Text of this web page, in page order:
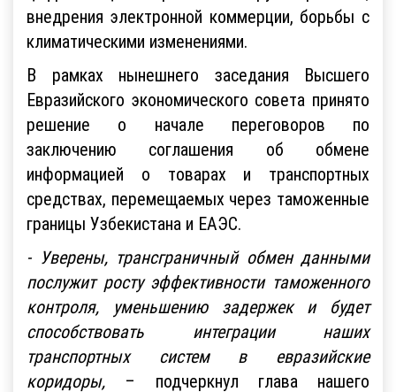
внедрения электронной коммерции, борьбы с
климатическими изменениями.
В рамках нынешнего заседания Высшего
Евразийского экономического совета принято
решение о начале переговоров по
заключению соглашения об обмене
информацией о товарах и транспортных
средствах, перемещаемых через таможенные
границы Узбекистана и ЕАЭС.
- Уверены, трансграничный обмен данными
послужит росту эффективности таможенного
контроля, уменьшению задержек и будет
способствовать интеграции наших
транспортных систем в евразийские
коридоры, – подчеркнул глава нашего